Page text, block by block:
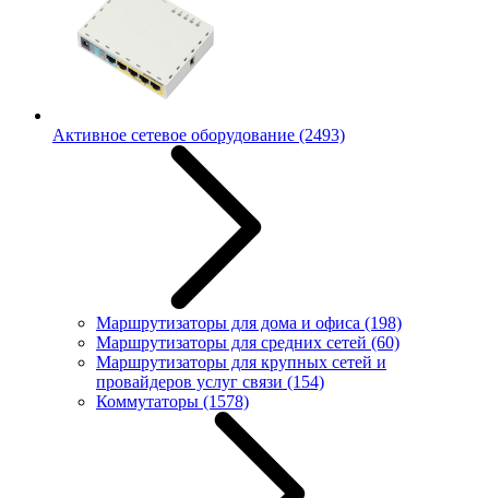
Активное сетевое оборудование (2493)
Маршрутизаторы для дома и офиса (198)
Маршрутизаторы для средних сетей (60)
Маршрутизаторы для крупных сетей и
провайдеров услуг связи (154)
Коммутаторы (1578)